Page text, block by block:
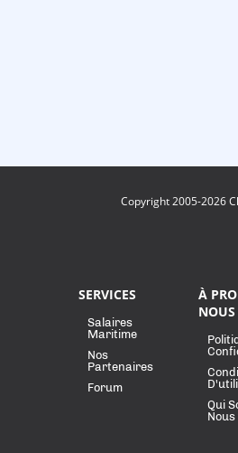
Copyright 2005-2026
SERVICES
Salaires
Maritime
Nos
Partenaires
Forum
À
NOUS
Qui
Nous